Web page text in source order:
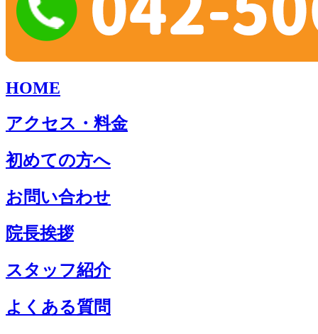
HOME
アクセス・料金
初めての方へ
お問い合わせ
院長挨拶
スタッフ紹介
よくある質問